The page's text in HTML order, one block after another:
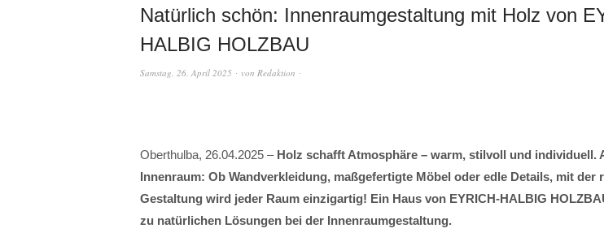
Natürlich schön: Innenraumgestaltung mit Holz von
HALBIG HOLZBAU
Samstag, 26. April 2025 von Redaktion
Oberthulba, 26.04.2025 – Holz schafft Atmosphäre – warm, stilvoll und individuell.
Innenraum: Ob Wandverkleidung, maßgefertigte Möbel oder edle Details, mit der
Gestaltung wird jeder Raum einzigartig! Ein Haus von EYRICH-HALBIG
zu natürlichen Lösungen bei der Innenraumgestaltung.